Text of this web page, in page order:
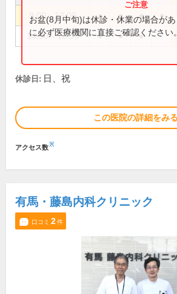
9:00～13:00 ● ● ● ●
14:00～18:00 ● ● ●
お盆(8月中旬)は休診・休業の場合が
に必ず医療機関に直接ご確認ください。
休診日: 日、祝
この医院の詳細をみる
アクセス数※
有馬・藤島内科クリニック
口コミ 2件